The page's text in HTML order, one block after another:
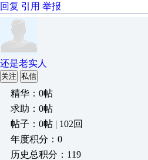
回复 引用 举报
还是老实人
关注 私信
精华：0帖
求助：0帖
帖子：0帖 | 102回
年度积分：0
历史总积分：119